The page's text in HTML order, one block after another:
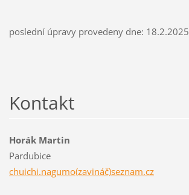
poslední úpravy provedeny dne: 18.2.2025
Kontakt
Horák Martin
Pardubice
chuichi.nagumo(zavináč)seznam.cz